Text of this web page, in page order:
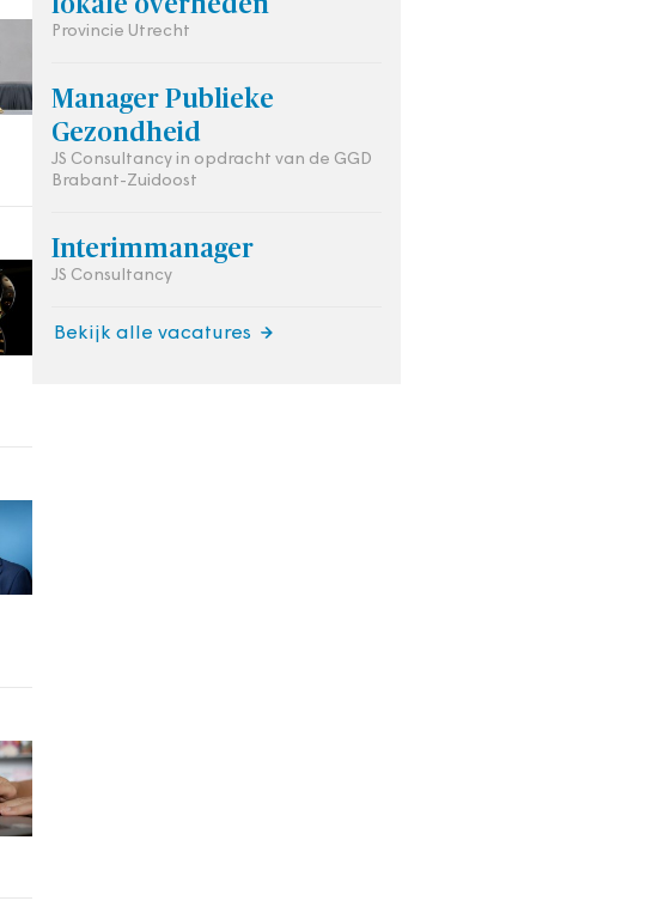
Provincie Utrecht
Manager Publieke
Gezondheid
JS Consultancy in opdracht van de GGD
Brabant-Zuidoost
Interimmanager
JS Consultancy
Bekijk alle vacatures